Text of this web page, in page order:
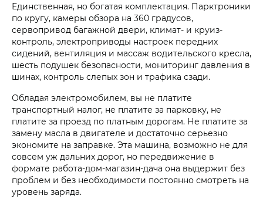
Единственная, но богатая комплектация. Парктроники
по кругу, камеры обзора на 360 градусов,
сервопривод багажной двери, климат- и круиз-
контроль, электроприводы настроек передних
сидений, вентиляция и массаж водительского кресла,
шесть подушек безопасности, мониторинг давления в
шинах, контроль слепых зон и трафика сзади.
Обладая электромобилем, вы не платите
транспортный налог, не платите за парковку, не
платите за проезд по платным дорогам. Не платите за
замену масла в двигателе и достаточно серьезно
экономите на заправке. Эта машина, возможно не для
совсем уж дальних дорог, но передвижение в
формате работа-дом-магазин-дача она выдержит без
проблем и без необходимости постоянно смотреть на
уровень заряда.